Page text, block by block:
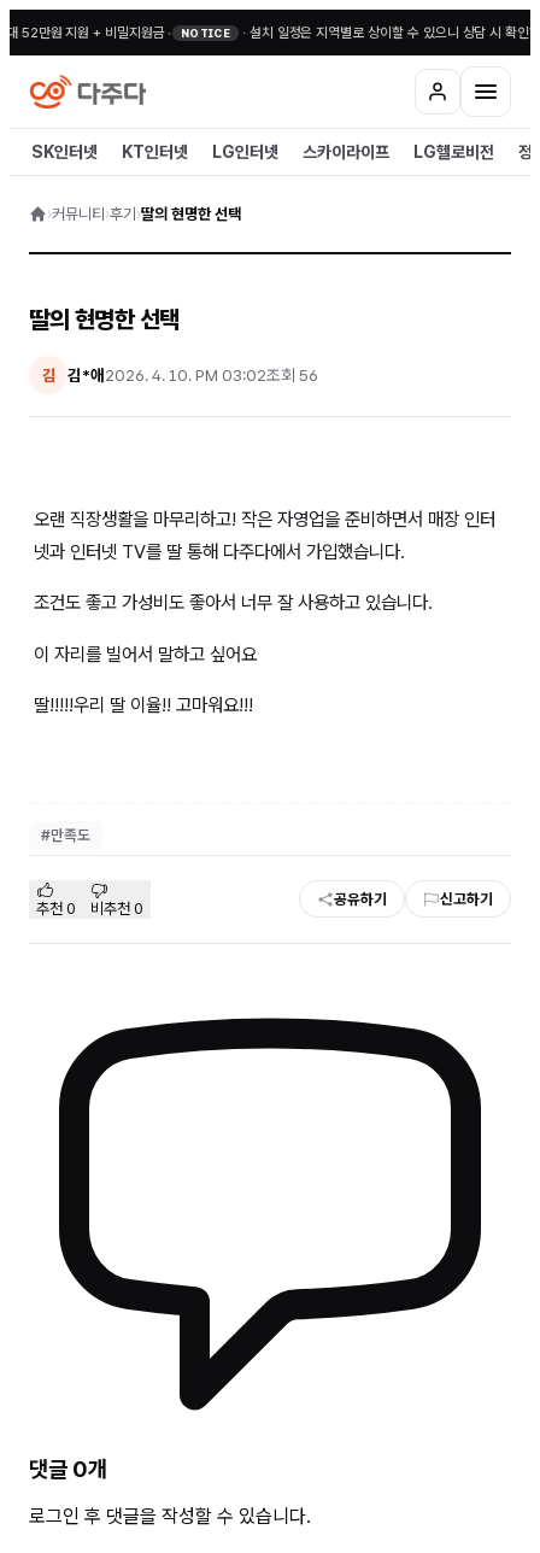
52만원 지원 + 비밀지원금• NOTICE · 설치 일정은 지역별로 상이할 수 있으니 상담 시 확인해
SK인터넷 KT인터넷 LG인터넷 스카이라이프 LG헬로비전 정
›커뮤니티 ›후기 ›딸의 현명한 선택
딸의 현명한 선택
김 김*애2026. 4. 10. PM 03:02조회 56
오랜 직장생활을 마무리하고! 작은 자영업을 준비하면서 매장 인터
넷과 인터넷 TV를 딸 통해 다주다에서 가입했습니다.
조건도 좋고 가성비도 좋아서 너무 잘 사용하고 있습니다.
이 자리를 빌어서 말하고 싶어요
딸!!!!!우리 딸 이율!! 고마워요!!!
#만족도
추천 0 비추천 0 공유하기 신고하기
댓글 0개
로그인 후 댓글을 작성할 수 있습니다.